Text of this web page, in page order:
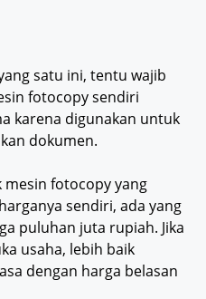
satu ini, tentu wajib
fotocopy sendiri
karena digunakan untuk
dokumen.
mesin fotocopy yang
sendiri, ada yang
puluhan juta rupiah. Jika
usaha, lebih baik
dengan harga belasan